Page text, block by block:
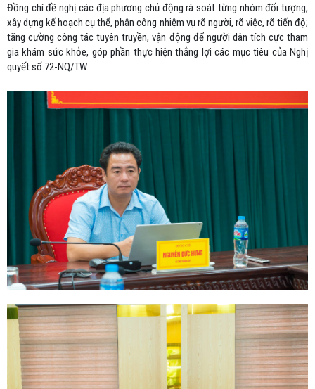
Đồng chí đề nghị các địa phương chủ động rà soát từng nhóm đối tượng,
xây dựng kế hoạch cụ thể, phân công nhiệm vụ rõ người, rõ việc, rõ tiến độ;
tăng cường công tác tuyên truyền, vận động để người dân tích cực tham
gia khám sức khỏe, góp phần thực hiện thắng lợi các mục tiêu của Nghị
quyết số 72-NQ/TW.